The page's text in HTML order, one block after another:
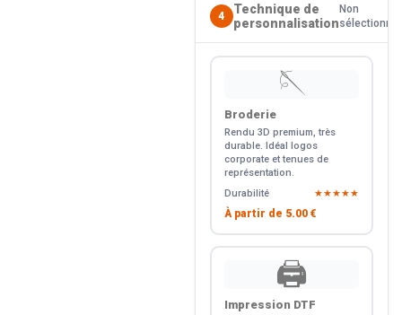
4
Technique de
personnalisation
Non
sélectionné
🪡
Broderie
Rendu 3D premium, très
durable. Idéal logos
corporate et tenues de
représentation.
Durabilité
★★★★★
À partir de 5.00 €
🖨️
Impression DTF